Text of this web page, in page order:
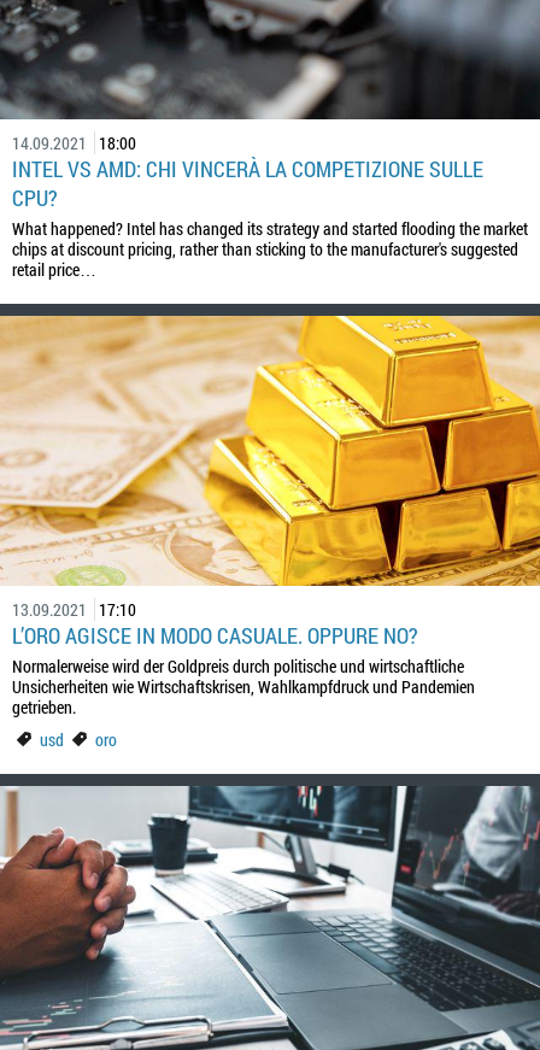
14.09.2021 18:00
INTEL VS AMD: CHI VINCERÀ LA COMPETIZIONE SULLE
CPU?
What happened? Intel has changed its strategy and started flooding the market
chips at discount pricing, rather than sticking to the manufacturer's suggested
retail price…
13.09.2021 17:10
L’ORO AGISCE IN MODO CASUALE. OPPURE NO?
Normalerweise wird der Goldpreis durch politische und wirtschaftliche
Unsicherheiten wie Wirtschaftskrisen, Wahlkampfdruck und Pandemien
getrieben.
usd
oro